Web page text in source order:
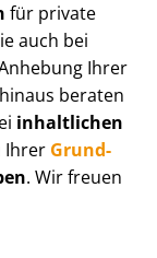
für private
auch bei
Ihrer
beraten
inhaltlichen
Ihrer Grund­
. Wir freuen